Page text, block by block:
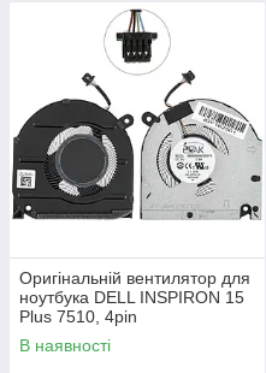
Оригінальній вентилятор для
ноутбука DELL INSPIRON 15
Plus 7510, 4pin
(левый+правый)
(0GJN2R+0CNNWF)
В наявності